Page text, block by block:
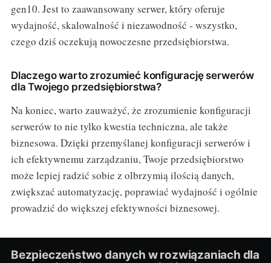
gen10. Jest to zaawansowany serwer, który oferuje
wydajność, skalowalność i niezawodność - wszystko,
czego dziś oczekują nowoczesne przedsiębiorstwa.
Dlaczego warto zrozumieć konfigurację serwerów
dla Twojego przedsiębiorstwa?
Na koniec, warto zauważyć, że zrozumienie konfiguracji
serwerów to nie tylko kwestia techniczna, ale także
biznesowa. Dzięki przemyślanej konfiguracji serwerów i
ich efektywnemu zarządzaniu, Twoje przedsiębiorstwo
może lepiej radzić sobie z olbrzymią ilością danych,
zwiększać automatyzację, poprawiać wydajność i ogólnie
prowadzić do większej efektywności biznesowej.
Bezpieczeństwo danych w rozwiązaniach dla